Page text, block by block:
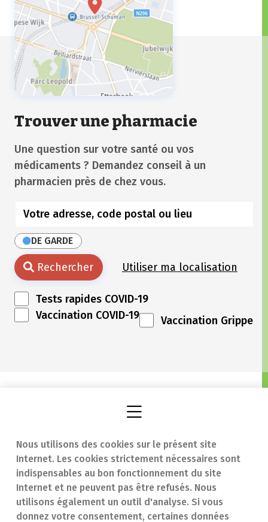
Nous utilisons des cookies sur le présent site
Internet. Les cookies strictement nécessaires sont
indispensables au bon fonctionnement du site
Internet et ne peuvent pas être refusés. Nous
utilisons également un outil d'analyse. Si vous
donnez votre consentement, certaines données
Trouver une pharmacie
Une question sur votre santé ou vos
médicaments ? Demandez conseil à un
pharmacien près de chez vous.
DE GARDE
Rechercher Utiliser ma localisation
Tests rapides COVID-19
Vaccination COVID-19
Vaccination Grippe
Trouver une
pharmacie
Notre expertise
En cas d'urgence
Contact
Questions